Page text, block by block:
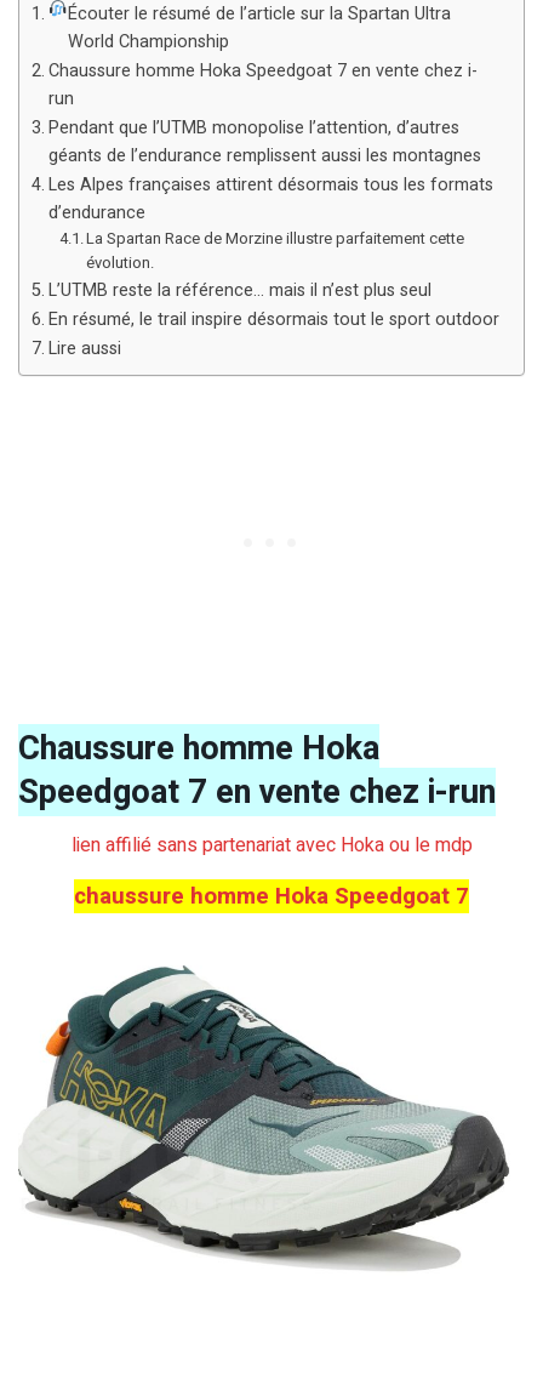
Écouter le résumé de l’article sur la Spartan Ultra
World Championship
Chaussure homme Hoka Speedgoat 7 en vente chez i-
run
Pendant que l’UTMB monopolise l’attention, d’autres
géants de l’endurance remplissent aussi les montagnes
Les Alpes françaises attirent désormais tous les formats
d’endurance
La Spartan Race de Morzine illustre parfaitement cette
évolution.
L’UTMB reste la référence… mais il n’est plus seul
En résumé, le trail inspire désormais tout le sport outdoor
Lire aussi
Chaussure homme Hoka
Speedgoat 7 en vente chez i-run
lien affilié sans partenariat avec Hoka ou le mdp
chaussure homme Hoka Speedgoat 7